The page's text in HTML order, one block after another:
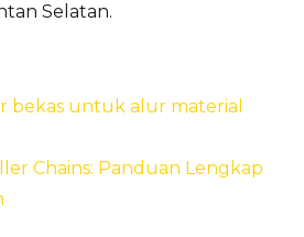
Selatan.
bekas untuk alur material
Chains: Panduan Lengkap